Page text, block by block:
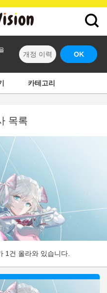
개정 이력 OK
카테고리
목록
1건 올라와 있습니다.